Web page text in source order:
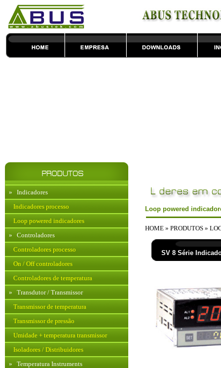
» Indicadores
Indicadores processo
Loop powered indicadores
» Controladores
Controladores processo
On / Off controladores
Controladores de temperatura
» Transdutor / Transmissor
Transmissor de temperatura
Transmissor de pressão
Umidade + temperatura transmissor
Isoladores / Distribuidores
» Temperatura Instruments
Loop powered
HOME »PRODUTOS »
SV 8 Série